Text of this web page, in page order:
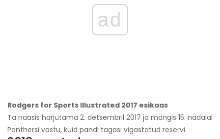
ad
Rodgers for Sports Illustrated 2017 esikaas
Ta naasis harjutama 2. detsembril 2017 ja mängis 15. nädalal
Panthersi vastu, kuid pandi tagasi vigastatud reservi.